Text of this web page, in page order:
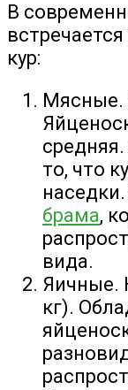
В
кур:
Мясные.
то, что
брама,
вида.
Яичные.
кг).